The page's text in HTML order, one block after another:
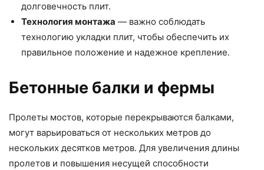
долговечность плит.
Технология монтажа — важно соблюдать
технологию укладки плит, чтобы обеспечить их
правильное положение и надежное крепление.
Бетонные балки и фермы
Пролеты мостов, которые перекрываются балками,
могут варьироваться от нескольких метров до
нескольких десятков метров. Для увеличения длины
пролетов и повышения несущей способности